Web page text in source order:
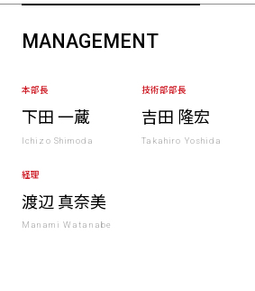
MANAGEMENT
本部長
下田 一蔵
Ichizo Shimoda
技術部部長
吉田 隆宏
Takahiro Yoshida
経理
渡辺 真奈美
Manami Watanabe